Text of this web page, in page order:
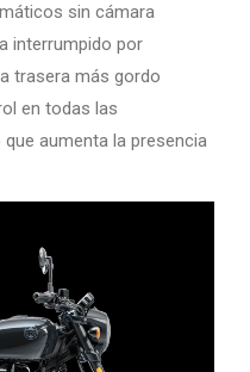
sin cámara
interrumpido por
trasera más gordo
en todas las
aumenta la presencia